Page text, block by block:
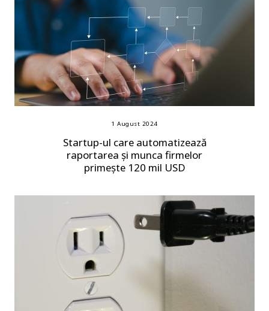
1 August 2024
Startup-ul care automatizează
raportarea și munca firmelor
primește 120 mil USD